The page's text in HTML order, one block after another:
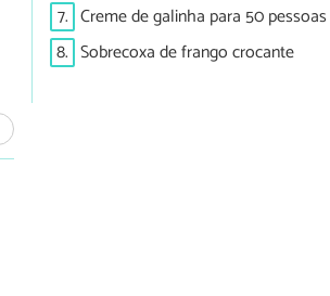
7. Creme de galinha para 50 pessoas
8. Sobrecoxa de frango crocante